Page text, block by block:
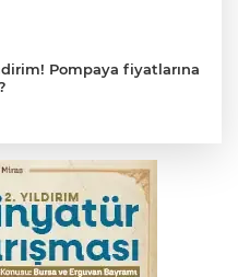
Pompaya fiyatlarına
olsun
döviz fiyatları